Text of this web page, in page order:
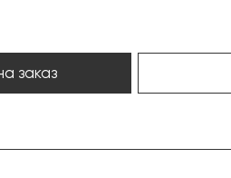
заказ